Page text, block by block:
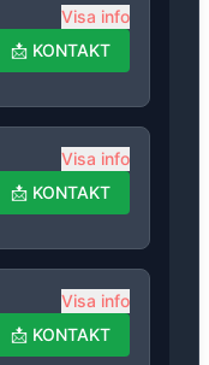
Visa info
📩 KONTAKT
Visa info
📩 KONTAKT
Visa info
📩 KONTAKT